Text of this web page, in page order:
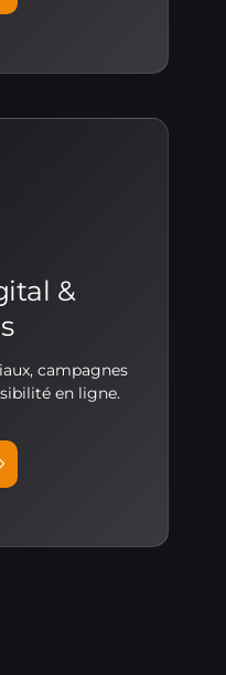
&
campagnes
en ligne.